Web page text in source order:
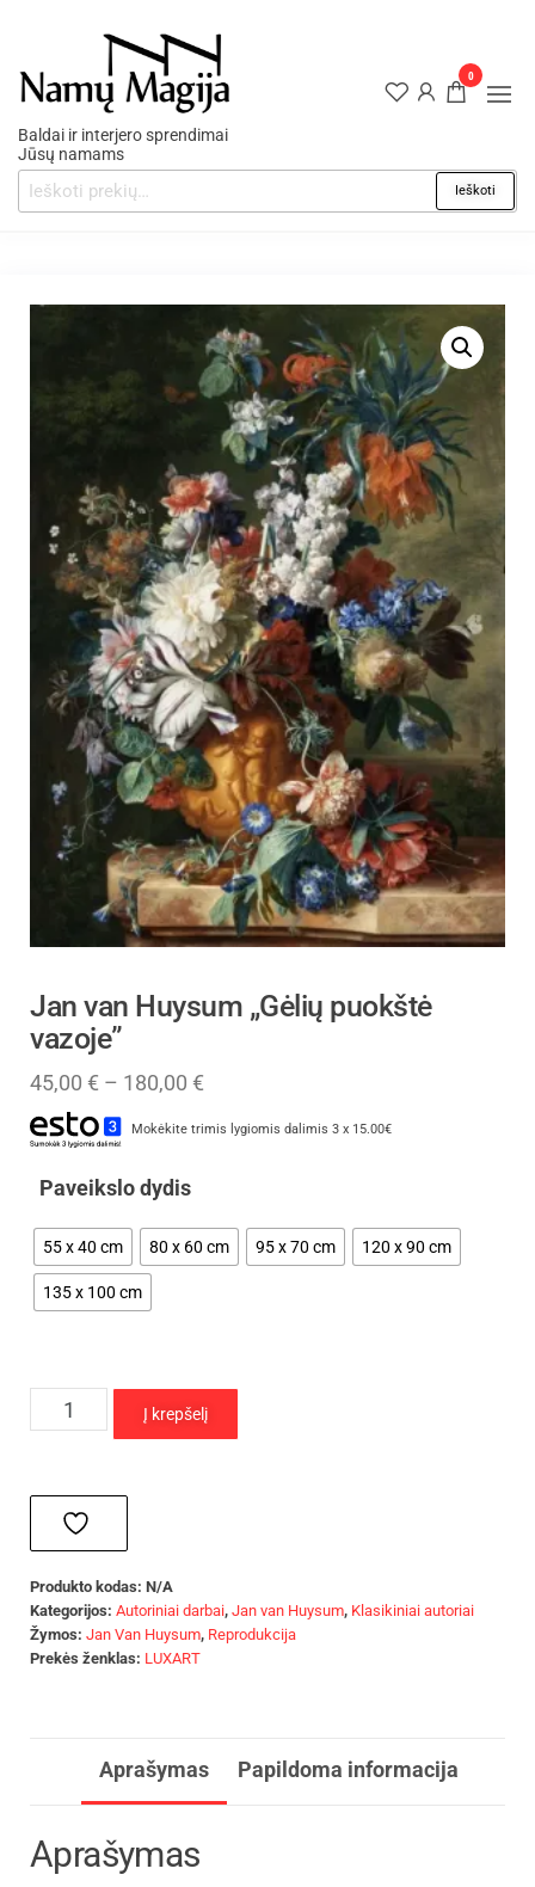
Baldai ir interjero sprendimai
Jūsų namams
Ieškoti
0
Jan van Huysum „Gėlių puokštė
vazoje”
45,00 € – 180,00 €
Mokėkite trimis lygiomis dalimis 3 x 15.00€
Paveikslo dydis
55 x 40 cm 80 x 60 cm 95 x 70 cm 120 x 90 cm
135 x 100 cm
Į krepšelį
Produkto kodas: N/A
Kategorijos: Autoriniai darbai, Jan van Huysum, Klasikiniai autoriai
Žymos: Jan Van Huysum, Reprodukcija
Prekės ženklas: LUXART
Aprašymas Papildoma informacija
Aprašymas